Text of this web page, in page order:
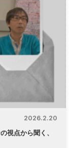
2026.2.20
視点から聞く、